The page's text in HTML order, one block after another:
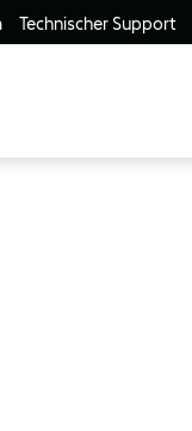
Technischer Support